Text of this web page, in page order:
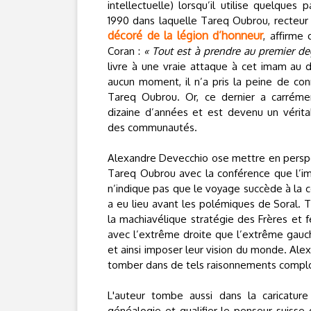
intellectuelle) lorsqu’il utilise quelques
1990 dans laquelle Tareq Oubrou,
décoré de la légion d’honneur, affirme
Coran : « Tout est à prendre au premier
livre à une vraie attaque à cet imam au
aucun moment, il n’a pris la peine de
Tareq Oubrou. Or, ce dernier a
dizaine d’années et est devenu un
des communautés.
Alexandre Devecchio ose mettre en
Tareq Oubrou avec la conférence que
n’indique pas que le voyage succède à
a eu lieu avant les polémiques de Soral.
la machiavélique stratégie des Frères et
avec l’extrême droite que l’extrême
et ainsi imposer leur vision du monde.
tomber dans de tels raisonnements
L'auteur tombe aussi dans la